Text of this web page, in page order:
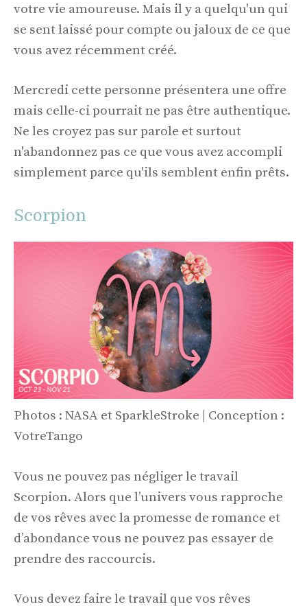
votre vie amoureuse. Mais il y a quelqu'un qui
se sent laissé pour compte ou jaloux de ce que
vous avez récemment créé.
Mercredi cette personne présentera une offre
mais celle-ci pourrait ne pas être authentique.
Ne les croyez pas sur parole et surtout
n'abandonnez pas ce que vous avez accompli
simplement parce qu'ils semblent enfin prêts.
Scorpion
Photos : NASA et SparkleStroke | Conception :
VotreTango
Vous ne pouvez pas négliger le travail
Scorpion. Alors que l’univers vous rapproche
de vos rêves avec la promesse de romance et
d’abondance vous ne pouvez pas essayer de
prendre des raccourcis.
Vous devez faire le travail que vos rêves